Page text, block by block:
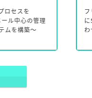
ロセスを
ル中心の管理
ムを構築～